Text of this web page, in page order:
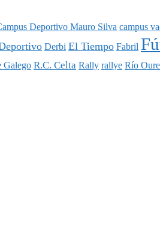
Deportivo Mauro Silva campus
Derbi El Tiempo Fabril
Galego R.C. Celta Rally rallye Río